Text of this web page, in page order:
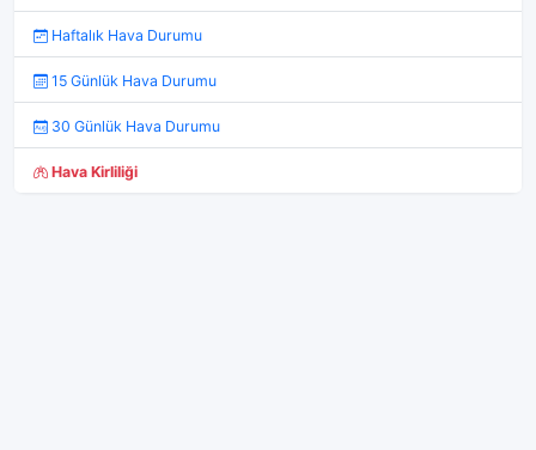
Haftalık Hava Durumu
15 Günlük Hava Durumu
30 Günlük Hava Durumu
Hava Kirliliği